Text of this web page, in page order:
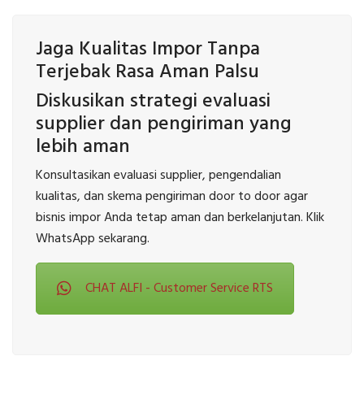
Jaga Kualitas Impor Tanpa
Terjebak Rasa Aman Palsu
Diskusikan strategi evaluasi
supplier dan pengiriman yang
lebih aman
Konsultasikan evaluasi supplier, pengendalian
kualitas, dan skema pengiriman door to door agar
bisnis impor Anda tetap aman dan berkelanjutan. Klik
WhatsApp sekarang.
CHAT ALFI - Customer Service RTS